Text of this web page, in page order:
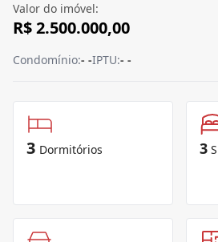
Valor do imóvel:
R$ 2.500.000,00
Condomínio:- -IPTU:- -
3 Dormitórios 3